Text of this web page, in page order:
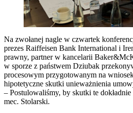
Na zwołanej nagle w czwartek
prezes Raiffeisen Bank International i
prawny, partner w kancelarii
w sporze z państwem Dziubak
procesowym przygotowanym na
hipotetyczne skutki unieważnienia
– Postulowaliśmy, by skutki te dokładnie
mec. Stolarski.